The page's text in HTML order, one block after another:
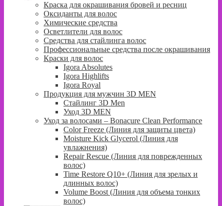
Краска для окрашивания бровей и ресниц
Оксиданты для волос
Химические средства
Осветлители для волос
Средства для стайлинга волос
Профессиональные средства после окрашивания
Краски для волос
Igora Absolutes
Igora Highlifts
Igora Royal
Продукция для мужчин 3D MEN
Стайлинг 3D Men
Уход 3D MEN
Уход за волосами – Bonacure Clean Performance
Color Freeze (Линия для защиты цвета)
Moisture Kick Glycerol (Линия для
увлажнения)
Repair Rescue (Линия для поврежденных
волос)
Time Restore Q10+ (Линия для зрелых и
длинных волос)
Volume Boost (Линия для объема тонких
волос)